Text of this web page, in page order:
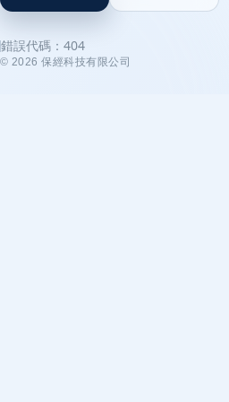
錯誤代碼： 404
© 2026 保經科技有限公司